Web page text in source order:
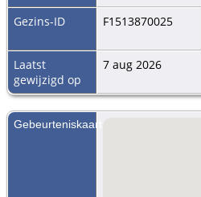
Gezins-ID
F1513870025
Laatst
gewijzigd op
7 aug 2026
Gebeurteniskaart